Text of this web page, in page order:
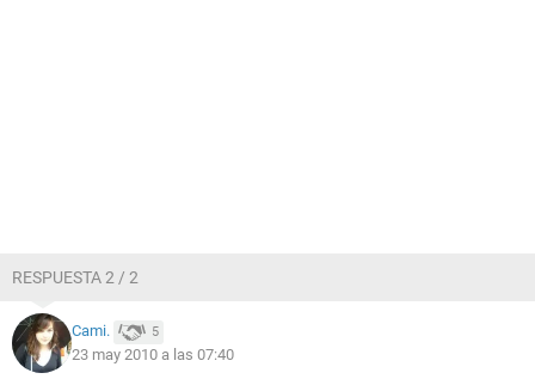
RESPUESTA 2 / 2
Cami. 5
23 may 2010 a las 07:40